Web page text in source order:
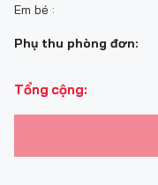
Em bé :
Phụ thu phòng đơn:
Tổng cộng: